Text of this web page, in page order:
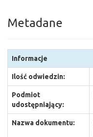
Metadane
Informacje
Ilość odwiedzin:
Podmiot
udostępniający:
Nazwa dokumentu: